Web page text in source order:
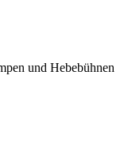
und Hebebühnen